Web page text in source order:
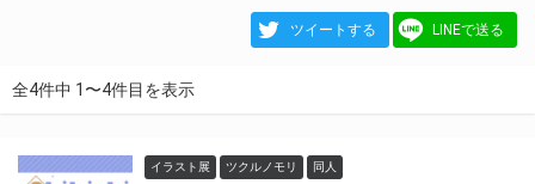
ツイートする LINEで送る
全4件中 1〜4件目を表示
イラスト展 ツクルノモリ 同人